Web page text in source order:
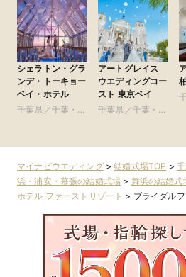
シェラトン・グラ
ンデ・トーキョー
ベイ・ホテル
千葉県／千葉・舞
アートグレイス
ウエディングコー
スト 東京ベイ
千葉県／千葉・舞
マイナビウエディング>結婚式場TOP >
浜・浦安・幕張の結婚式場 > 舞浜の結婚式
ホテル ファーストリゾート > ブライダル